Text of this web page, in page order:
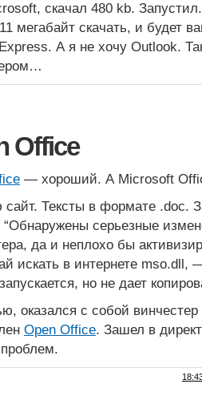
скачал 480 kb.
мегабайт скачать, и будет
А я не хочу Outlook.
Office
— хороший. А Microsoft
сайт. Тексты в формате .doc.
“Обнаружены серьезные
да и неплохо бы
искать в интернете mso.dll,
но не дает
оказался с собой
Open Office. Зашел в